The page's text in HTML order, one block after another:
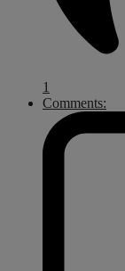
1
Comments: